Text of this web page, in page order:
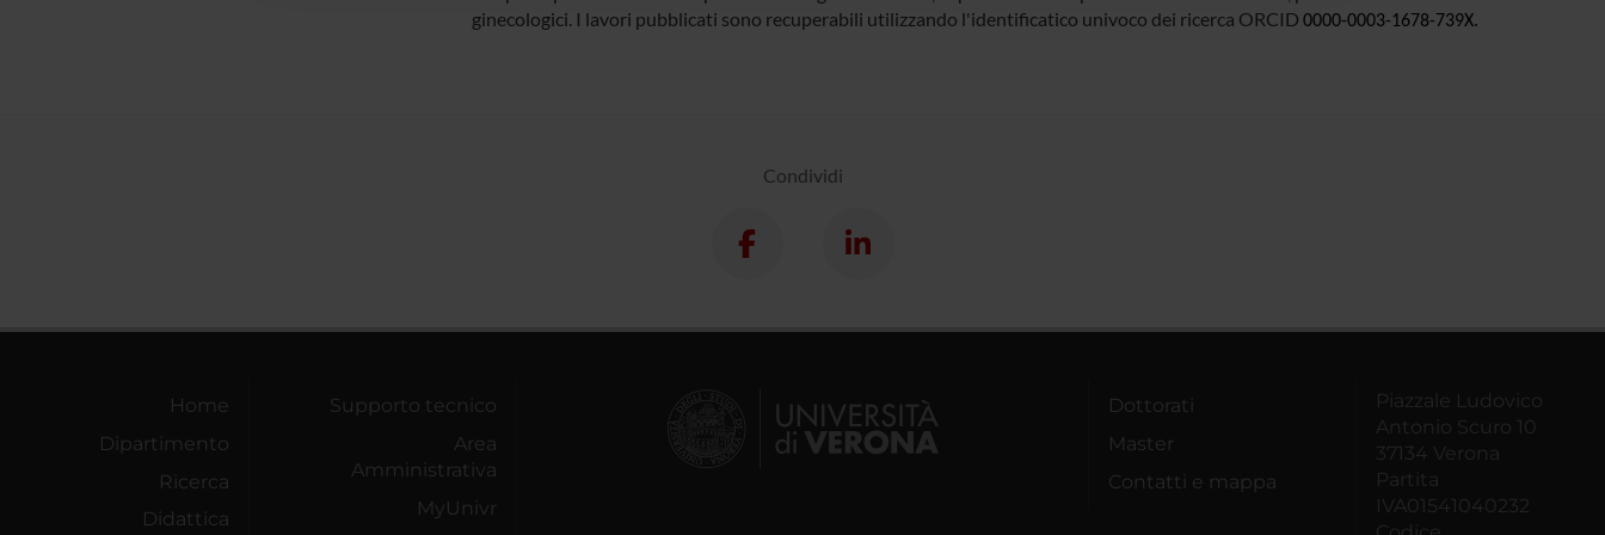
ginecologici. I lavori pubblicati sono recuperabili utilizzando l'identificatico univoco dei ricerca ORCID 0000-0003-1678-739X.
Condividi
Home
Dipartimento
Ricerca
Didattica
Supporto tecnico
Area
Amministrativa
MyUnivr
Dottorati
Master
Contatti e mappa
Piazzale Ludovico
Antonio Scuro 10
37134 Verona
Partita
IVA01541040232